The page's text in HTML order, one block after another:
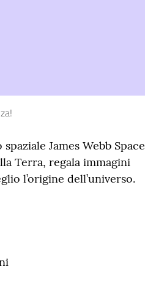
James Webb Space
Terra, regala immagini
l’origine dell’universo.